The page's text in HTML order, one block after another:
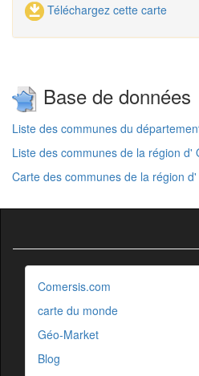
Téléchargez cette carte
Base de données
Liste des communes du
Liste des communes de la région d'
Carte des communes de la région
Comersis.com
carte du monde
Géo-Market
Blog